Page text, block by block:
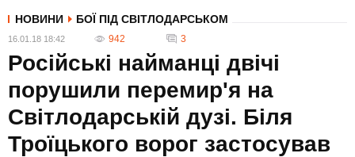
НОВИНИ БОЇ ПІД СВІТЛОДАРСЬКОМ
16.01.18 18:42 942 3
Російські найманці двічі
порушили перемир'я на
Світлодарській дузі. Біля
Троїцького ворог застосував